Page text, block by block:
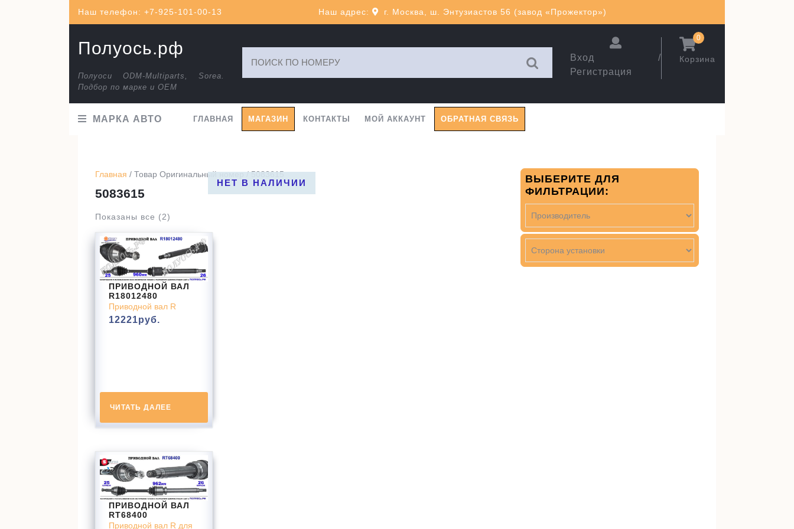
Наш телефон: +7-925-101-00-13 Наш адрес: г. Москва, ш. Энтузиастов 56 (завод «Прожектор»)
Полуось.рф
Полуоси ODM-Multiparts, Sorea.
Подбор по марке и ОЕМ
Вход /
Регистрация
Корзина
0
МАРКА АВТО ГЛАВНАЯ МАГАЗИН КОНТАКТЫ МОЙ АККАУНТ ОБРАТНАЯ СВЯЗЬ
Главная / Товар Оригинальный номер / 5083615
5083615
Показаны все (2)
НЕТ В НАЛИЧИИ
ПРИВОДНОЙ ВАЛ
R18012480
Приводной вал R
12221руб.
ЧИТАТЬ ДАЛЕЕ
ПРИВОДНОЙ ВАЛ
RT68400
Приводной вал R для
ВЫБЕРИТЕ ДЛЯ
ФИЛЬТРАЦИИ: